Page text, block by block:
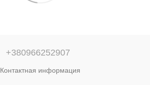
+380966252907
Контактная информация